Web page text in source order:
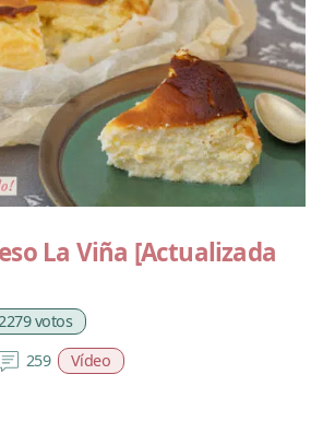
La Viña [Actualizada
votos
259 Vídeo